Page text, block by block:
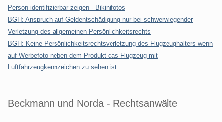
Person identifizierbar zeigen - Bikinifotos
BGH: Anspruch auf Geldentschädigung nur bei schwerwiegender
Verletzung des allgemeinen Persönlichkeitsrechts
BGH: Keine Persönlichkeitsrechtsverletzung des Flugzeughalters wenn
auf Werbefoto neben dem Produkt das Flugzeug mit
Luftfahrzeugkennzeichen zu sehen ist
Beckmann und Norda - Rechtsanwälte